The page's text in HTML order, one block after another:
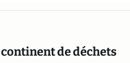
de déchets